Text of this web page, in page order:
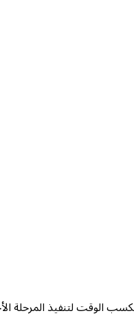
لتنفيذ المرحلة